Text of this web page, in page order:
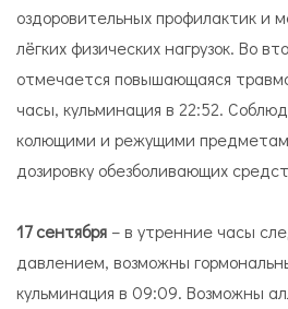
оздоровительных профилактик и
лёгких физических нагрузок. Во
отмечается повышающаяся
часы, кульминация в 22:52.
колющими и режущими
дозировку обезболивающих
17 сентября – в утренние часы
давлением, возможны
кульминация в 09:09. Возможны